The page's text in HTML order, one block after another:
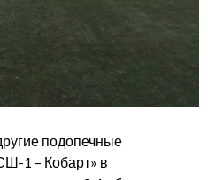
подопечные
1 – Кобарт» в